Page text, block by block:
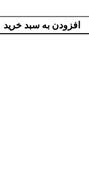
افزودن به سبد خرید